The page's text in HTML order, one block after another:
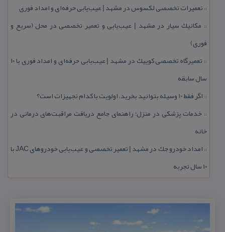
:: تعمیرات تخصصی لكسوس در مشهد | عیب‌یابی حرفه‌ای و امداد فوری
:: مكانیك سیار در مشهد | عیب‌یابی و تعمیر تخصصی در محل (سریع و
فوری)
::
تعمیرگاه تخصصی كوییك در مشهد | عیب‌یابی حرفه‌ای و امداد فوری با ۱۰
سال سابقه
:: اگر فقط 10 وسیله بتوانید بخرید، اولویت با كدام تجهیزات است؟
:: خدمات پزشكی در منزل؛ راهنمای جامع دریافت مراقبت‌های درمانی در
خانه
::
امداد خودرو جك در مشهد | تعمیر تخصصی و عیب‌یابی خودروهای JAC با
۱۰ سال تجربه